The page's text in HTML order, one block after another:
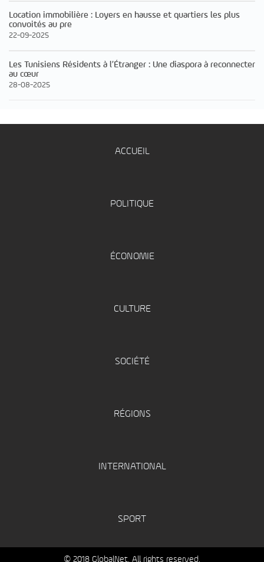
Location immobilière : Loyers en hausse et quartiers les plus
convoités au pre
22-09-2025
Les Tunisiens Résidents à l’Étranger : Une diaspora à reconnecter
au cœur
28-08-2025
ACCUEIL
POLITIQUE
ÉCONOMIE
CULTURE
SOCIÉTÉ
RÉGIONS
INTERNATIONAL
SPORT
© 2018 GlobalNet. All rights reserved.